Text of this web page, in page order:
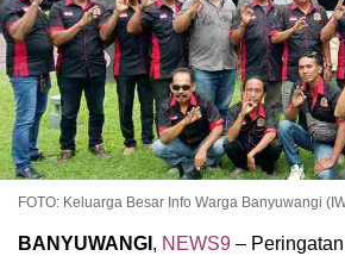
FOTO: Keluarga Besar Info Warga Banyuwangi
BANYUWANGI , NEWS9 –